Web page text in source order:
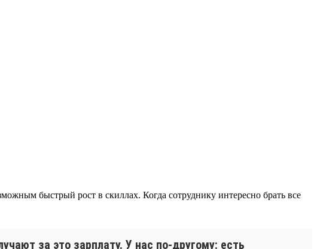
быстрый рост в скиллах. Когда сотруднику интересно брать все
за это зарплату. У нас по-другому: есть